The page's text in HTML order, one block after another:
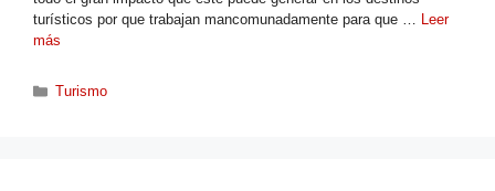
turísticos por que trabajan mancomunadamente para que …
Leer
más
Turismo